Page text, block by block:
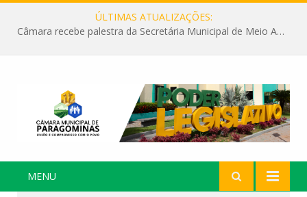
ÚLTIMAS ATUALIZAÇÕES:
Câmara recebe palestra da Secretária Municipal de Meio Ambiente sobre as ações da “SEMANA DO MEIO AMBIENTE”
MENU